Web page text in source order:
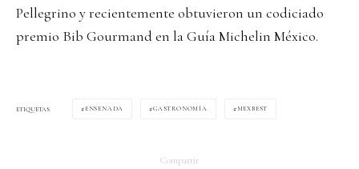
Pellegrino y recientemente obtuvieron un codiciado
premio Bib Gourmand en la Guía Michelin México.
ETIQUETAS ENSENADA GASTRONOMÍA MEXBEST
Compartir